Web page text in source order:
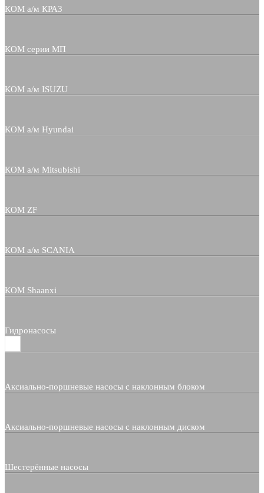
КОМ а/м КРАЗ
КОМ серии МП
КОМ а/м ISUZU
КОМ а/м Hyundai
КОМ а/м Mitsubishi
КОМ ZF
КОМ а/м SCANIA
КОМ Shaanxi
Гидронасосы
Аксиально-поршневые насосы с наклонным блоком
Аксиально-поршневые насосы с наклонным диском
Шестерённые насосы